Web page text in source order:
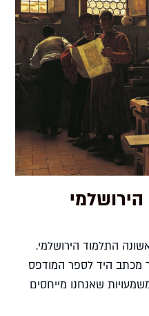
הירושלמי
לראשונה התלמוד הירושלמי.
מכתב היד לספר המודפס
שאנחנו מייחסים
הספר כפי...